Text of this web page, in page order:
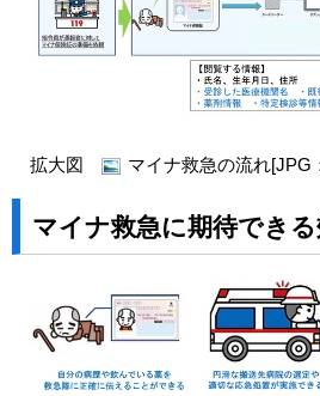
拡大図 マイナ救急の流れ[JPG
マイナ救急に期待でき